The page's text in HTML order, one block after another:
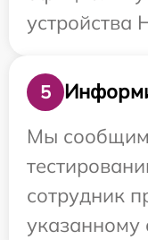
устройства
5
Мы
сотрудник
указанному